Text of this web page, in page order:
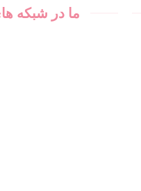
ما در شبکه